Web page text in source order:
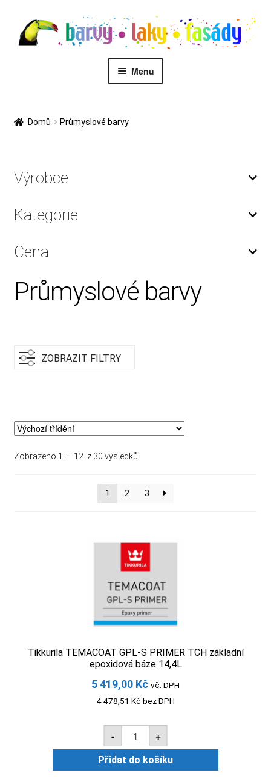
Přeskočit
na
Přejít
Menu
Kontakt
Rady, tipy
Domů Průmyslové barvy
Průmyslové barvy
ZOBRAZIT FILTRY
Zobrazeno 1. – 12. z 30 výsledků
1 2 3
Tikkurila TEMACOAT GPL-S PRIMER TCH základní
epoxidová báze 14,4L
5 419,00 Kč vč. DPH
4 478,51 Kč bez DPH
-
Tikkurila
TEMACOAT
GPL-
S
PRIMER
+
Přidat do košíku
Výrobce
Kategorie
Cena